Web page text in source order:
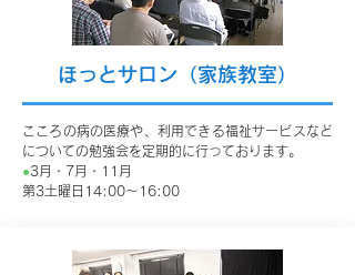
ほっとサロン（家族教室）
こころの病の医療や、利用できる福祉サービスなど
についての勉強会を定期的に行っております。
●3月・7月・11月
第3土曜日14:00～16:00